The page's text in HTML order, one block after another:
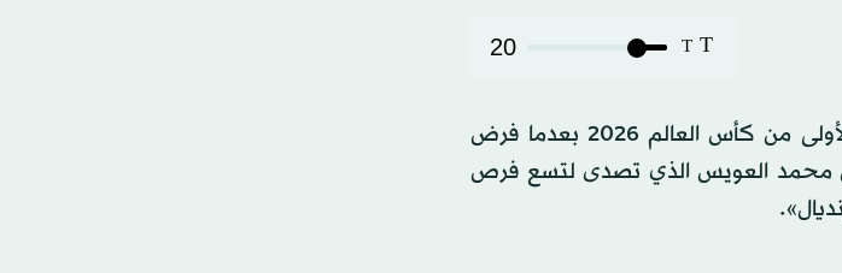
T
T
20
خطف المنتخب السعودي لكرة القدم، ليل الثلاثاء - الأربعاء، الأضواء في الجولة الأولى من كأس العالم 2026 بعدما فرض
محمد العويس الذي تصدى لتسع فرص